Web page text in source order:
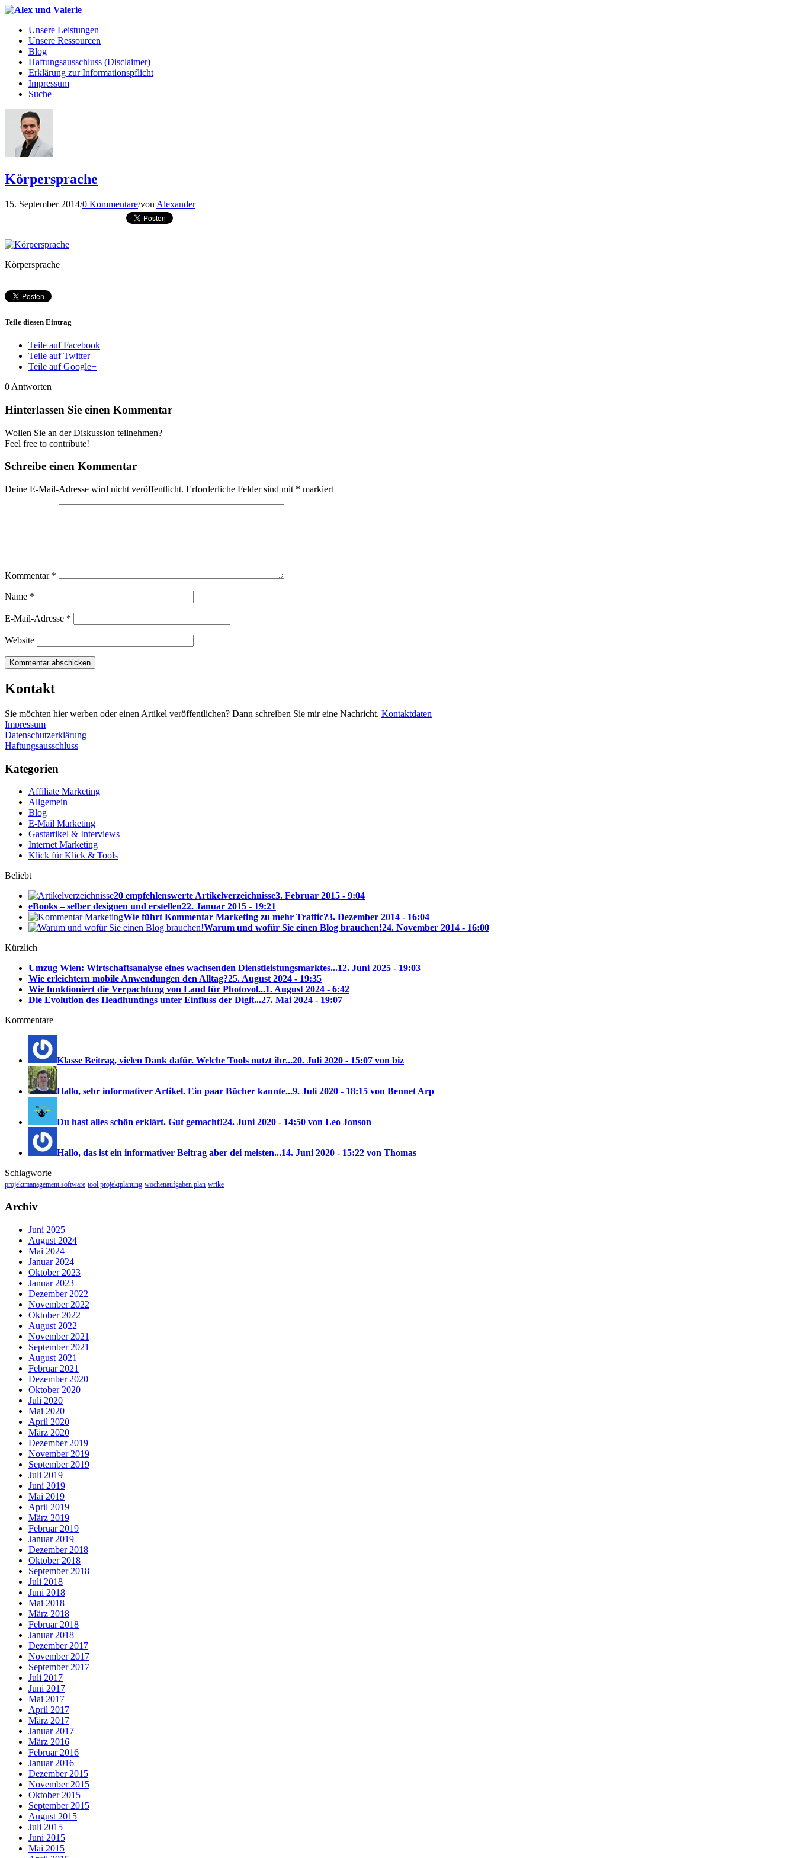
Unsere Leistungen
Unsere Ressourcen
Blog
Haftungsausschluss (Disclaimer)
Erklärung zur Informationspflicht
Impressum
Suche
Körpersprache
15. September 2014/0 Kommentare/von Alexander
Körpersprache
Teile diesen Eintrag
Teile auf Facebook
Teile auf Twitter
Teile auf Google+
0 Antworten
Hinterlassen Sie einen Kommentar
Wollen Sie an der Diskussion teilnehmen?
Feel free to contribute!
Schreibe einen Kommentar
Deine E-Mail-Adresse wird nicht veröffentlicht. Erforderliche Felder sind mit * markiert
Kommentar *
Name *
E-Mail-Adresse *
Website
Kontakt
Sie möchten hier werben oder einen Artikel veröffentlichen? Dann schreiben Sie mir eine Nachricht. Kontaktdaten
Impressum
Datenschutzerklärung
Haftungsausschluss
Kategorien
Affiliate Marketing
Allgemein
Blog
E-Mail Marketing
Gastartikel & Interviews
Internet Marketing
Klick für Klick & Tools
Beliebt
20 empfehlenswerte Artikelverzeichnisse3. Februar 2015 - 9:04
eBooks – selber designen und erstellen22. Januar 2015 - 19:21
Wie führt Kommentar Marketing zu mehr Traffic?3. Dezember 2014 - 16:04
Warum und wofür Sie einen Blog brauchen!24. November 2014 - 16:00
Kürzlich
Umzug Wien: Wirtschaftsanalyse eines wachsenden Dienstleistungsmarktes...12. Juni 2025 - 19:03
Wie erleichtern mobile Anwendungen den Alltag?25. August 2024 - 19:35
Wie funktioniert die Verpachtung von Land für Photovol...1. August 2024 - 6:42
Die Evolution des Headhuntings unter Einfluss der Digit...27. Mai 2024 - 19:07
Kommentare
Klasse Beitrag, vielen Dank dafür. Welche Tools nutzt ihr...20. Juli 2020 - 15:07 von biz
Hallo, sehr informativer Artikel. Ein paar Bücher kannte...9. Juli 2020 - 18:15 von Bennet Arp
Du hast alles schön erklärt. Gut gemacht!24. Juni 2020 - 14:50 von Leo Jonson
Hallo, das ist ein informativer Beitrag aber dei meisten...14. Juni 2020 - 15:22 von Thomas
Schlagworte
projektmanagement software tool projektplanung wochenaufgaben plan wrike
Archiv
Juni 2025
August 2024
Mai 2024
Januar 2024
Oktober 2023
Januar 2023
Dezember 2022
November 2022
Oktober 2022
August 2022
November 2021
September 2021
August 2021
Februar 2021
Dezember 2020
Oktober 2020
Juli 2020
Mai 2020
April 2020
März 2020
Dezember 2019
November 2019
September 2019
Juli 2019
Juni 2019
Mai 2019
April 2019
März 2019
Februar 2019
Januar 2019
Dezember 2018
Oktober 2018
September 2018
Juli 2018
Juni 2018
Mai 2018
März 2018
Februar 2018
Januar 2018
Dezember 2017
November 2017
September 2017
Juli 2017
Juni 2017
Mai 2017
April 2017
März 2017
Januar 2017
März 2016
Februar 2016
Januar 2016
Dezember 2015
November 2015
Oktober 2015
September 2015
August 2015
Juli 2015
Juni 2015
Mai 2015